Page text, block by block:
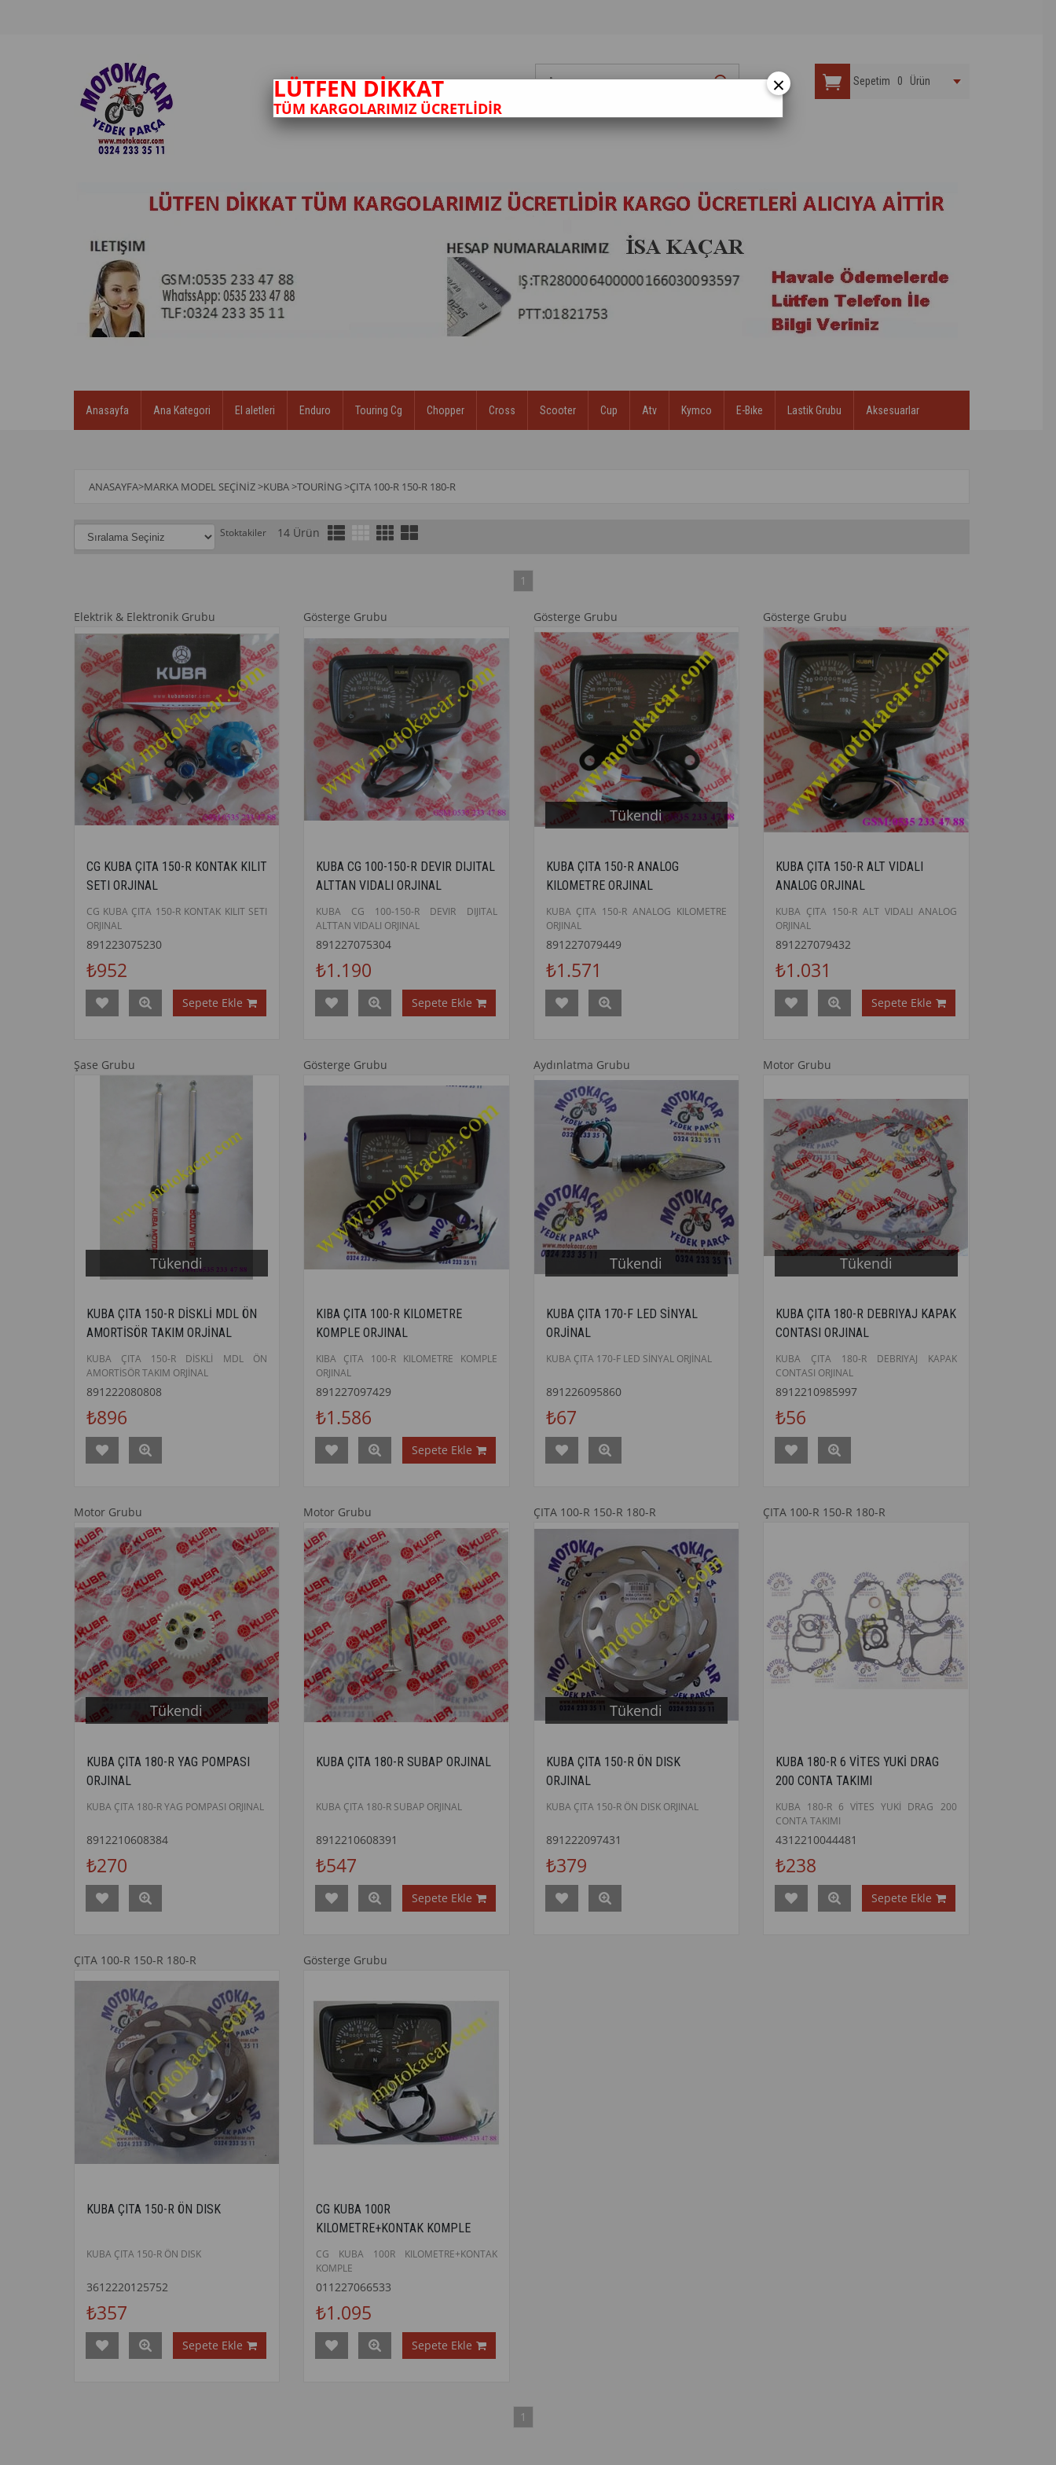
Sepetim 0 Ürün
Anasayfa Ana Kategori El aletleri Enduro Touring Cg Chopper Cross Scooter Cup Atv Kymco E-Bıke Lastik Grubu Aksesuarlar
ANASAYFA>MARKA MODEL SEÇINIZ>KUBA>TOURİNG>ÇITA 100-R 150-R 180-R
Stoktakiler 14 Ürün
1
Elektrik & Elektronik Grubu
CG KUBA ÇITA 150-R KONTAK KILIT
SETI ORJINAL
CG KUBA ÇITA 150-R KONTAK KILIT SETI
ORJINAL
891223075230
₺952
Sepete Ekle
Gösterge Grubu
KUBA CG 100-150-R DEVIR DIJITAL
ALTTAN VIDALI ORJINAL
KUBA CG 100-150-R DEVIR DIJITAL
ALTTAN VIDALI ORJINAL
891227075304
₺1.190
Sepete Ekle
Gösterge Grubu
Tükendi
KUBA ÇITA 150-R ANALOG
KILOMETRE ORJINAL
KUBA ÇITA 150-R ANALOG KILOMETRE
ORJINAL
891227079449
₺1.571
Gösterge Grubu
KUBA ÇITA 150-R ALT VIDALI
ANALOG ORJINAL
KUBA ÇITA 150-R ALT VIDALI ANALOG
ORJINAL
891227079432
₺1.031
Sepete Ekle
Şase Grubu
Tükendi
KUBA ÇITA 150-R DİSKLİ MDL ÖN
AMORTİSÖR TAKIM ORJİNAL
KUBA ÇITA 150-R DİSKLİ MDL ÖN
AMORTİSÖR TAKIM ORJİNAL
891222080808
₺896
Gösterge Grubu
KIBA ÇITA 100-R KILOMETRE
KOMPLE ORJINAL
KIBA ÇITA 100-R KILOMETRE KOMPLE
ORJINAL
891227097429
₺1.586
Sepete Ekle
Aydınlatma Grubu
Tükendi
KUBA ÇITA 170-F LED SİNYAL
ORJİNAL
KUBA ÇITA 170-F LED SİNYAL ORJİNAL
891226095860
₺67
Motor Grubu
Tükendi
KUBA ÇITA 180-R DEBRIYAJ KAPAK
CONTASI ORJINAL
KUBA ÇITA 180-R DEBRIYAJ KAPAK
CONTASI ORJINAL
8912210985997
₺56
Motor Grubu
Tükendi
KUBA ÇITA 180-R YAG POMPASI
ORJINAL
KUBA ÇITA 180-R YAG POMPASI ORJINAL
8912210608384
₺270
Motor Grubu
KUBA ÇITA 180-R SUBAP ORJINAL
KUBA ÇITA 180-R SUBAP ORJINAL
8912210608391
₺547
Sepete Ekle
ÇITA 100-R 150-R 180-R
Tükendi
KUBA ÇITA 150-R ÖN DISK
ORJINAL
KUBA ÇITA 150-R ÖN DISK ORJINAL
891222097431
₺379
ÇITA 100-R 150-R 180-R
KUBA 180-R 6 VİTES YUKİ DRAG
200 CONTA TAKIMI
KUBA 180-R 6 VİTES YUKİ DRAG 200
CONTA TAKIMI
4312210044481
₺238
Sepete Ekle
ÇITA 100-R 150-R 180-R
KUBA ÇITA 150-R ÖN DISK
KUBA ÇITA 150-R ÖN DISK
3612220125752
₺357
Sepete Ekle
Gösterge Grubu
CG KUBA 100R
KILOMETRE+KONTAK KOMPLE
CG KUBA 100R KILOMETRE+KONTAK
KOMPLE
011227066533
₺1.095
Sepete Ekle
1
×
LÜTFEN DİKKAT
TÜM KARGOLARIMIZ ÜCRETLİDİR